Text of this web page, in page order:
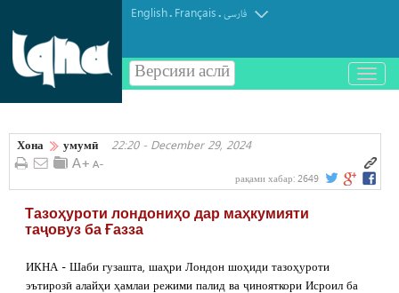
English. Français.فارسی
Версияи аслӣ
باز
و
کردن
Хона умумӣ 22:20 - December 29, 2024
рақами хабар: 2649
Тазоҳуроти лондониҳо дар маҳкумияти
таҷовуз ба Ғазза
ИКНА - Шаби гузашта, шаҳри Лондон шоҳиди тазоҳуроти
эътирозӣ алайҳи ҳамлаи режими палид ва ҷинояткори Исроил ба